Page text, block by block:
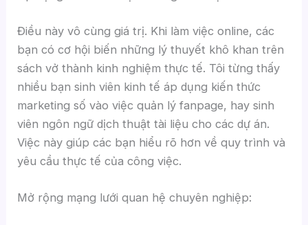
Điều này vô cùng giá trị. Khi làm việc online, các
bạn có cơ hội biến những lý thuyết khô khan trên
sách vở thành kinh nghiệm thực tế. Tôi từng thấy
nhiều bạn sinh viên kinh tế áp dụng kiến thức
marketing số vào việc quản lý fanpage, hay sinh
viên ngôn ngữ dịch thuật tài liệu cho các dự án.
Việc này giúp các bạn hiểu rõ hơn về quy trình và
yêu cầu thực tế của công việc.
Mở rộng mạng lưới quan hệ chuyên nghiệp: